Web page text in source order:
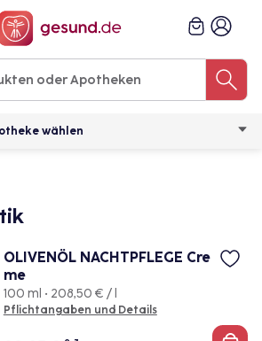
wählen
OLIVENÖL NACHTPFLEGE Cre
me
100 ml • 208,50 € / l
Pflichtangaben und Details